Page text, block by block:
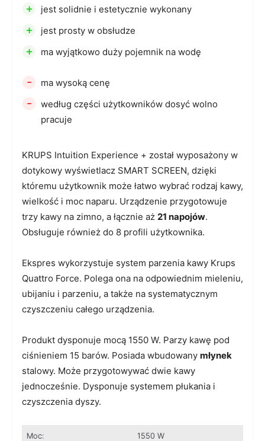
KRUPS Intuition Experience + został wyposażony w
dotykowy wyświetlacz SMART SCREEN, dzięki
któremu użytkownik może łatwo wybrać rodzaj kawy,
wielkość i moc naparu. Urządzenie przygotowuje
trzy kawy na zimno, a łącznie aż 21 napojów.
Obsługuje również do 8 profili użytkownika.
Ekspres wykorzystuje system parzenia kawy Krups
Quattro Force. Polega ona na odpowiednim mieleniu,
ubijaniu i parzeniu, a także na systematycznym
czyszczeniu całego urządzenia.
Produkt dysponuje mocą 1550 W. Parzy kawę pod
ciśnieniem 15 barów. Posiada wbudowany młynek
stalowy. Może przygotowywać dwie kawy
jednocześnie. Dysponuje systemem płukania i
czyszczenia dyszy.
Moc: 1550 W
+ jest solidnie i estetycznie wykonany
+ jest prosty w obsłudze
+ ma wyjątkowo duży pojemnik na wodę
- ma wysoką cenę
-
według części użytkowników dosyć wolno
pracuje